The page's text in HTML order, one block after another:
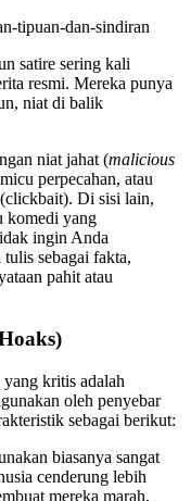
satire sering kali
resmi. Mereka punya
niat di balik
niat jahat (malicious
perpecahan, atau
Di sisi lain,
komedi yang
ingin Anda
sebagai fakta,
pahit atau
kritis adalah
oleh penyebar
sebagai berikut:
biasanya sangat
cenderung lebih
mereka marah,